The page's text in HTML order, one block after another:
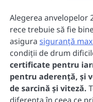
Alegerea anvelopelor
rece trebuie să fie
asigura siguranță
condiții de drum
certificate pentru
pentru aderență, și
de sarcină și viteză.